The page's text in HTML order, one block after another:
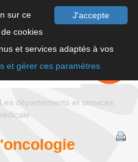
J'accepte
sur ce
cookies
et services adaptés à vos
et gérer ces paramètres
FAIRE UN
DON
Les départements et services